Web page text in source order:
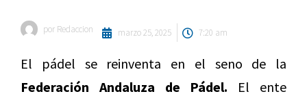
por Redaccion marzo 25, 2025 7:20 am
El pádel se reinventa en el seno de la
Federación Andaluza de Pádel. El ente